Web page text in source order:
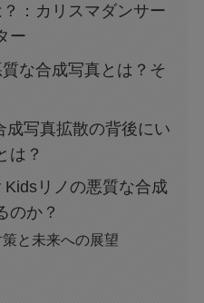
検証
女が暴行逮捕！事件の全容を
徹底調査！
上？！その真実とは？
：カリスマダンサー
ー
な合成写真とは？そ
成写真拡散の背後にい
は？
Kidsリノの悪質な合成
のか？
と未来への展望